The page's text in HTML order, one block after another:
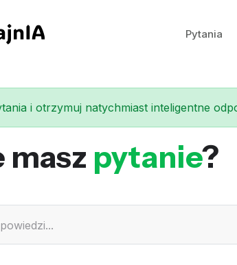
Pytania
i otrzymuj natychmiast inteligentne
masz pytanie?